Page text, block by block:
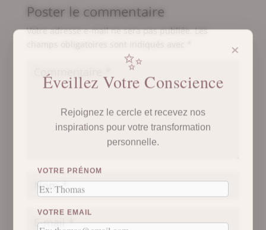
Poster le commentaire
Votre adresse e-mail ne sera pas publiée. Les
×
✨
Éveillez Votre Conscience
Rejoignez le cercle et recevez nos
inspirations pour votre transformation
personnelle.
VOTRE PRÉNOM
VOTRE EMAIL